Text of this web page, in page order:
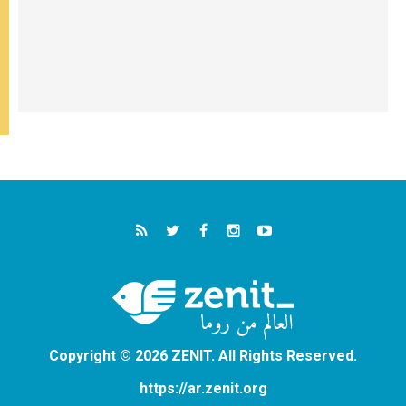
Copyright © 2026 ZENIT. All Rights Reserved.
https://ar.zenit.org